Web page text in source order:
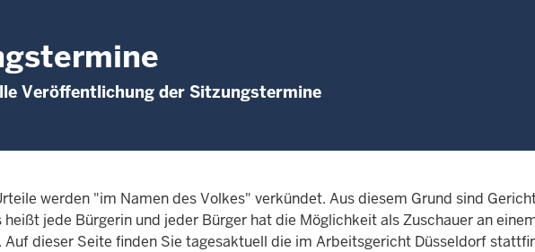
Veröffentlichung der Sitzungstermine
werden "im Namen des Volkes" verkündet. Aus diesem Grund sind
heißt jede Bürgerin und jeder Bürger hat die Möglichkeit als Zuschauer an
Auf dieser Seite finden Sie tagesaktuell die im Arbeitsgericht Düsseldorf